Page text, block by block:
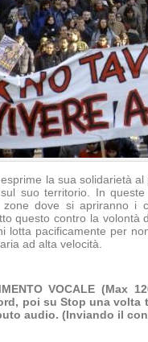
la sua solidarietà
sul suo territorio. In
zone dove si apriranno i
questo contro la
lotta pacificamente per
ad alta velocità.
VOCALE
poi su Stop una volta
audio. (Inviando il